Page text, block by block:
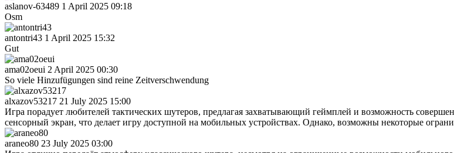
aslanov-63489 1 April 2025 09:18
Osm
antontri43 1 April 2025 15:32
Gut
ama02oeui 2 April 2025 00:30
So viele Hinzufügungen sind reine Zeitverschwendung
alxazov53217 21 July 2025 15:00
Игра порадует любителей тактических шутеров, предлагая захватывающий геймплей и возможность
сенсорный экран, что делает игру доступной на мобильных устройствах. Однако, возможны некоторые
araneo80 23 July 2025 03:00